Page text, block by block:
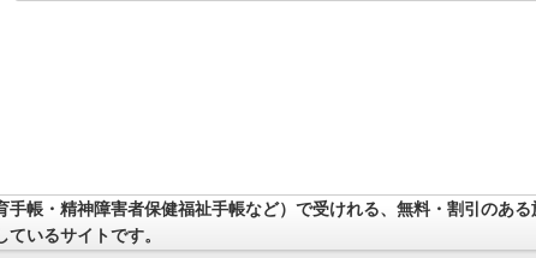
手帳・精神障害者保健福祉手帳など）で受けれる、無料・割引のあ
いるサイトです。